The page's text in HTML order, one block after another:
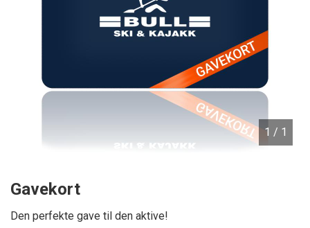
1 / 1
Gavekort
Den perfekte gave til den aktive!